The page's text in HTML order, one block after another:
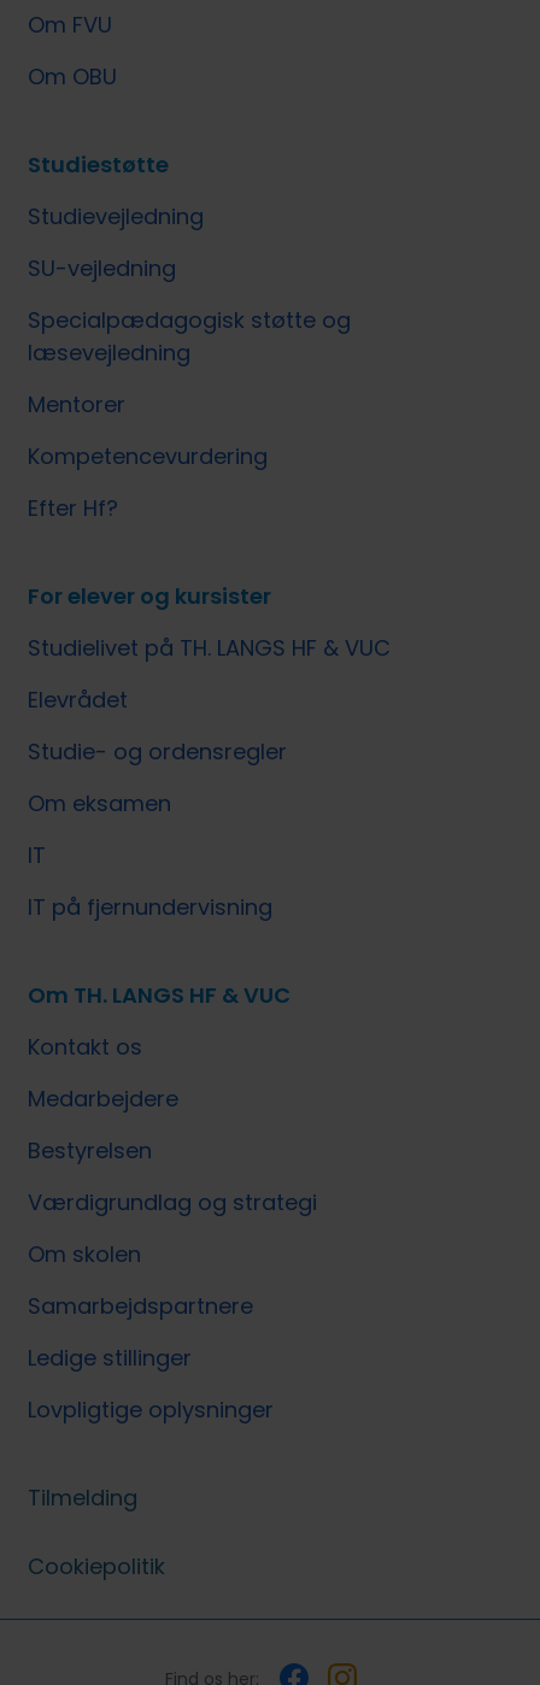
Om FVU
Om OBU
Studiestøtte
Studievejledning
SU-vejledning
Specialpædagogisk støtte og
læsevejledning
Mentorer
Kompetencevurdering
Efter Hf?
For elever og kursister
Studielivet på TH. LANGS HF & VUC
Elevrådet
Studie- og ordensregler
Om eksamen
IT
IT på fjernundervisning
Om TH. LANGS HF & VUC
Kontakt os
Medarbejdere
Bestyrelsen
Værdigrundlag og strategi
Om skolen
Samarbejdspartnere
Ledige stillinger
Lovpligtige oplysninger
Tilmelding
Cookiepolitik
Find os her: